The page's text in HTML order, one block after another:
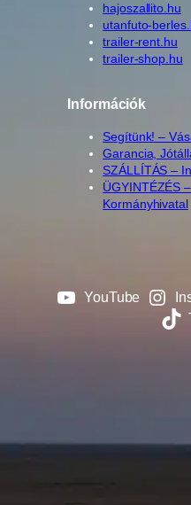
hajoszallito.hu
utanfuto-
trailer-rent.hu
trailer-shop.hu
Információk
Segítünk! –
Garancia,
SZÁLLÍTÁS –
ÜGYINTÉZÉS
Kormányhivatal
YouTube